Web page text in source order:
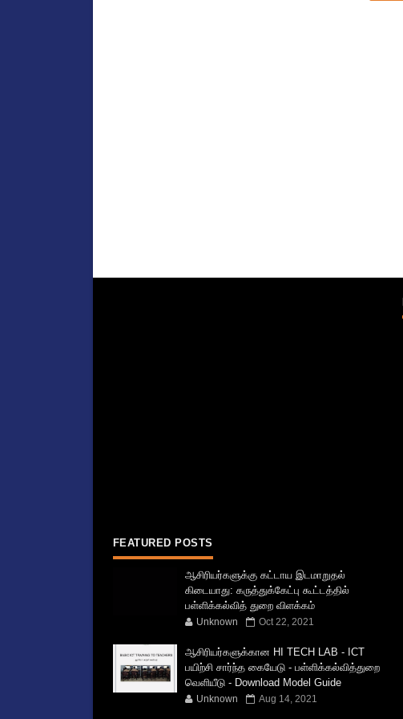
FEATURED POSTS
ஆசிரியர்களுக்கு கட்டாய இடமாறுதல்
கிடையாது: கருத்துக்கேட்பு கூட்டத்தில்
பள்ளிக்கல்வித் துறை விளக்கம்
Unknown Oct 22, 2021
ஆசிரியர்களுக்கான HI TECH LAB - ICT
பயிற்சி சார்ந்த கையேடு - பள்ளிக்கல்வித்துறை
வெளியீடு - Download Model Guide
Unknown Aug 14, 2021